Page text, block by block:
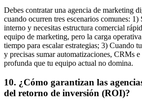
Debes contratar una agencia de marketing
cuando ocurren tres escenarios comunes:
interno y necesitas estructura comercial
equipo de marketing, pero la carga
tiempo para escalar estrategias; 3) Cuando
y precisas sumar automatizaciones, CRMs
profunda que tu equipo actual no domina.
10. ¿Cómo garantizan las
del retorno de inversión (ROI)?